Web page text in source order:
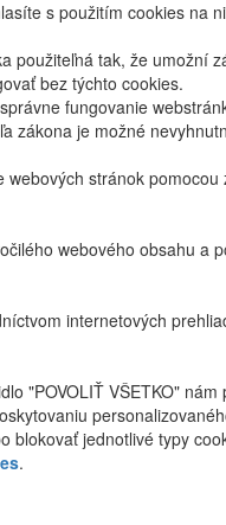
s použitím cookies na
použiteľná tak, že
bez týchto cookies.
fungovanie
zákona je možné
stránok
webového obsahu
internetových
"POVOLIŤ VŠETKO"
blokovať jednotlivé typy
.